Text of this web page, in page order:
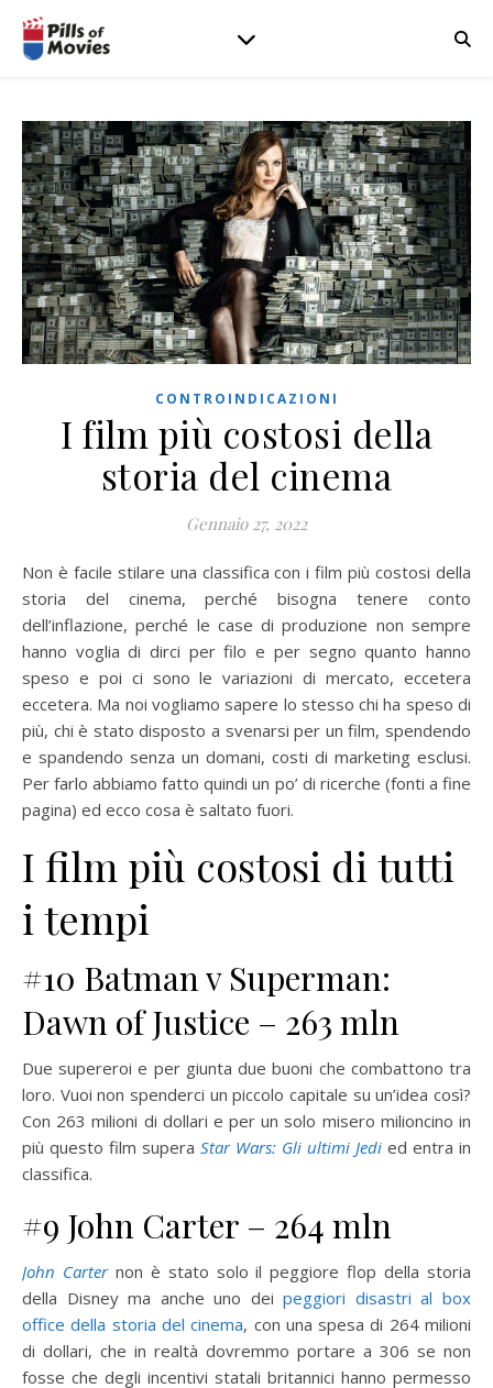
CONTROINDICAZIONI
I film più costosi della
storia del cinema
Gennaio 27, 2022
Non è facile stilare una classifica con i film più costosi della
storia del cinema, perché bisogna tenere conto
dell’inflazione, perché le case di produzione non sempre
hanno voglia di dirci per filo e per segno quanto hanno
speso e poi ci sono le variazioni di mercato, eccetera
eccetera. Ma noi vogliamo sapere lo stesso chi ha speso di
più, chi è stato disposto a svenarsi per un film, spendendo
e spandendo senza un domani, costi di marketing esclusi.
Per farlo abbiamo fatto quindi un po’ di ricerche (fonti a fine
pagina) ed ecco cosa è saltato fuori.
I film più costosi di tutti
i tempi
#10 Batman v Superman:
Dawn of Justice – 263 mln
Due supereroi e per giunta due buoni che combattono tra
loro. Vuoi non spenderci un piccolo capitale su un’idea così?
Con 263 milioni di dollari e per un solo misero milioncino in
più questo film supera Star Wars: Gli ultimi Jedi ed entra in
classifica.
#9 John Carter – 264 mln
John Carternon è stato solo il peggiore flop della storia
della Disney ma anche uno deipeggiori disastri al box
office della storia del cinema, con una spesa di 264 milioni
di dollari, che in realtà dovremmo portare a 306 se non
fosse che degli incentivi statali britannici hanno permesso